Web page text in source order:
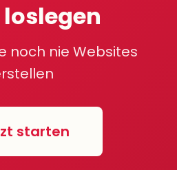
noch nie Websites
starten